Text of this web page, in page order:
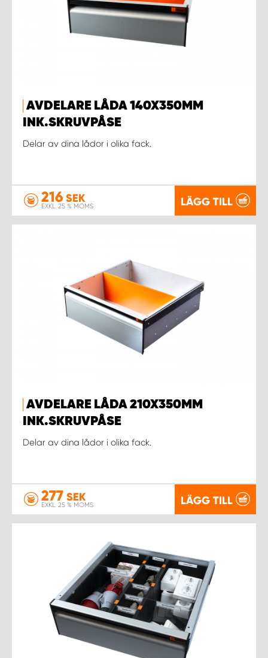
AVDELARE LÅDA 140X350MM
INK.SKRUVPÅSE
Delar av dina lådor i olika fack.
216 SEK
EXKL. 25 % MOMS LÄGG TILL
AVDELARE LÅDA 210X350MM
INK.SKRUVPÅSE
Delar av dina lådor i olika fack.
277 SEK
EXKL. 25 % MOMS LÄGG TILL